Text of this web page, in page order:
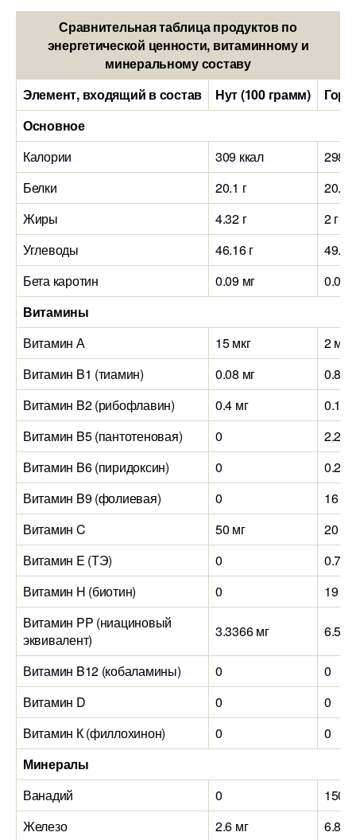
Сравнительная таблица продуктов по
энергетической ценности, витаминному и
минеральному составу
Элемент, входящий в состав
Нут (100 грамм)
Основное
Калории
309 ккал
298
Белки
20.1 г
20.5 г
Жиры
4.32 г
2 г
Углеводы
46.16 г
49.5 г
Бета каротин
0.09 мг
0.01
Витамины
Витамин А
15 мкг
2 мкг
Витамин B1 (тиамин)
0.08 мг
0.81
Витамин B2 (рибофлавин)
0.4 мг
0.15
Витамин B5 (пантотеновая)
0
2.2
Витамин B6 (пиридоксин)
0
0.27
Витамин B9 (фолиевая)
0
16
Витамин C
50 мг
20 мг
Витамин E (ТЭ)
0
0.7
Витамин H (биотин)
0
19
Витамин PP (ниациновый
эквивалент)
3.3366 мг 6.5
Витамин B12 (кобаламины) 0
0
Витамин D
0
0
Витамин К (филлохинон)
0
0
Минералы
Ванадий
0
150
Железо
2.6 мг
6.8